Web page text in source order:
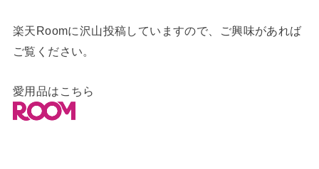
楽天Roomに沢山投稿していますので、ご興味があれば
ご覧ください。
愛用品はこちら